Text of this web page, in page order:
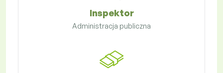
Inspektor
Administracja publiczna